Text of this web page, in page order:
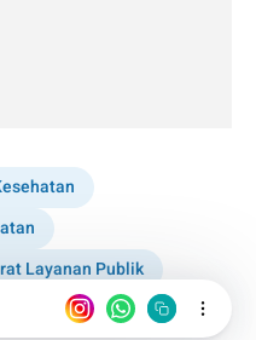
Layanan Publik